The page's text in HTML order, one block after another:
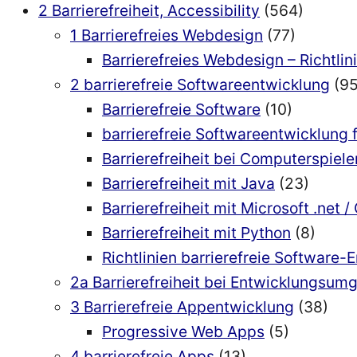
2 Barrierefreiheit, Accessibility (564)
1 Barrierefreies Webdesign (77)
Barrierefreies Webdesign –
2 barrierefreie Softwareentwicklung
Barrierefreie Software (10)
barrierefreie Softwareentwicklung
Barrierefreiheit bei
Barrierefreiheit mit Java (23)
Barrierefreiheit mit Microsoft .net /
Barrierefreiheit mit Python (8)
Richtlinien barrierefreie Software-
2a Barrierefreiheit bei
3 Barrierefreie Appentwicklung (38)
Progressive Web Apps (5)